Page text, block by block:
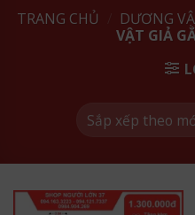
TRANG CHỦ DƯƠNG
VẬT GIẢ